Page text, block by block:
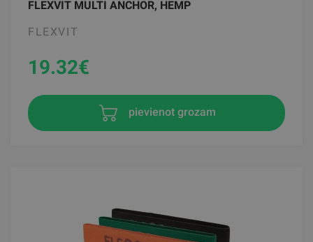
FLEXVIT MULTI ANCHOR, HEMP
FLEXVIT
19.32€
pievienot grozam